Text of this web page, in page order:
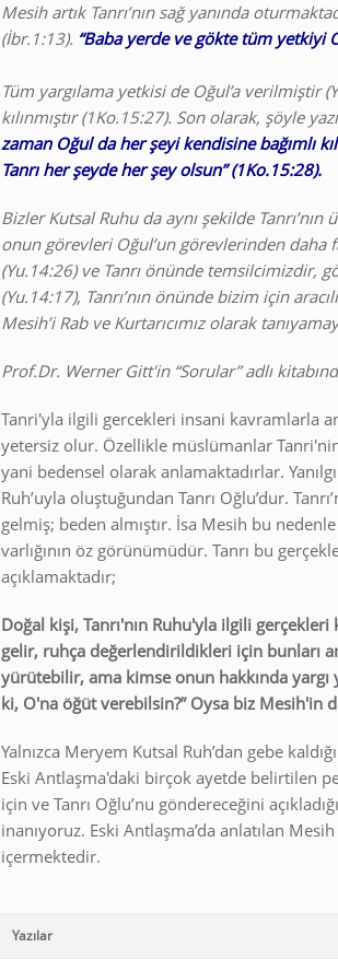
Mesih artık Tanrı’nın sağ yanında
(İbr.1:13). “Baba yerde ve gökte tüm yetkiyi
Tüm yargılama yetkisi de Oğul’a verilmiştir
kılınmıştır (1Ko.15:27). Son olarak, şöyle
zaman Oğul da her şeyi kendisine bağımlı
Tanrı her şeyde her şey olsun” (1Ko.15:28).
Bizler Kutsal Ruhu da aynı şekilde
onun görevleri Oğul’un görevlerinden daha
(Yu.14:26) ve Tanrı önünde temsilcimizdir,
(Yu.14:17), Tanrı’nın önünde bizim için
Mesih’i Rab ve Kurtarıcımız olarak
Prof.Dr. Werner Gitt'in “Sorular” adlı
Tanri'yla ilgili gercekleri insani kavramlarla
yetersiz olur. Özellikle müslümanlar
yani bedensel olarak anlamaktadırlar.
Ruh’uyla oluştuğundan Tanrı Oğlu’dur.
gelmiş; beden almıştır. İsa Mesih bu nedenle
varlığının öz görünümüdür. Tanrı bu
açıklamaktadır;
Doğal kişi, Tanrı'nın Ruhu'yla ilgili
gelir, ruhça değerlendirildikleri için bunları
yürütebilir, ama kimse onun hakkında
ki, O'na öğüt verebilsin?” Oysa biz Mesih'in
Yalnızca Meryem Kutsal Ruh’dan gebe
Eski Antlaşma'daki birçok ayetde belirtilen
için ve Tanrı Oğlu’nu göndereceğini
inanıyoruz. Eski Antlaşma’da anlatılan
içermektedir.
Yazılar